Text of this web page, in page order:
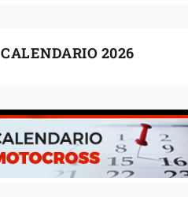
CALENDARIO 2026